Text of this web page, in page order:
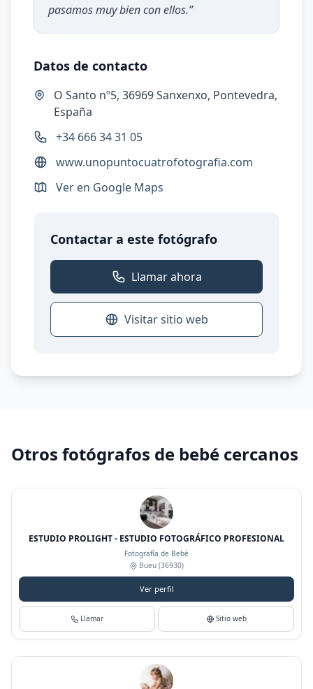
pasamos muy bien con ellos.”
Datos de contacto
O Santo nº5, 36969 Sanxenxo, Pontevedra,
España
+34 666 34 31 05
www.unopuntocuatrofotografia.com
Ver en Google Maps
Contactar a este fotógrafo
Llamar ahora
Visitar sitio web
Otros fotógrafos de bebé cercanos
ESTUDIO PROLIGHT - ESTUDIO FOTOGRÁFICO PROFESIONAL
Fotografía de Bebé
Bueu (36930)
Ver perfil
Llamar Sitio web